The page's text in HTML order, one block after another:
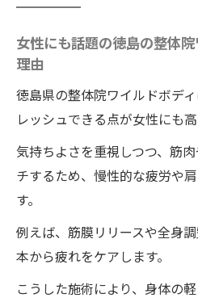
女性にも話題の徳島の整体
理由
徳島県の整体院ワイルドボデ
レッシュできる点が女性にも
気持ちよさを重視しつつ、筋
チするため、慢性的な疲労や
す。
例えば、筋膜リリースや全身
本から疲れをケアします。
こうした施術により、身体の